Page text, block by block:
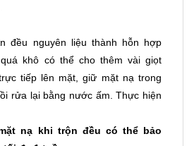
đều nguyên liệu thành hỗn hợp
khô có thể cho thêm vài giọt
tiếp lên mặt, giữ mặt nạ trong
rửa lại bằng nước ấm. Thực hiện
nạ khi trộn đều có thể bảo